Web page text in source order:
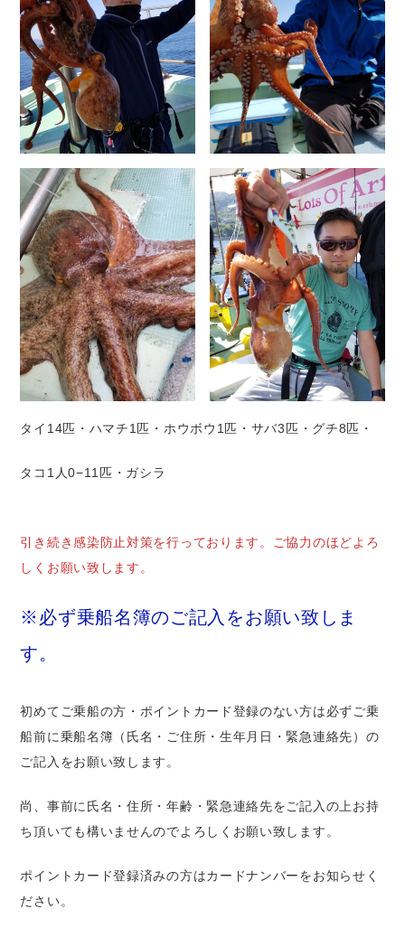
タイ14匹・ハマチ1匹・ホウボウ1匹・サバ3匹・グチ8匹・
タコ1人0−11匹・ガシラ
引き続き感染防止対策を行っております。ご協力のほどよろ
しくお願い致します。
※必ず乗船名簿のご記入をお願い致しま
す。
初めてご乗船の方・ポイントカード登録のない方は必ずご乗
船前に乗船名簿（氏名・ご住所・生年月日・緊急連絡先）の
ご記入をお願い致します。
尚、事前に氏名・住所・年齢・緊急連絡先をご記入の上お持
ち頂いても構いませんのでよろしくお願い致します。
ポイントカード登録済みの方はカードナンバーをお知らせく
ださい。